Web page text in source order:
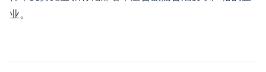
业。